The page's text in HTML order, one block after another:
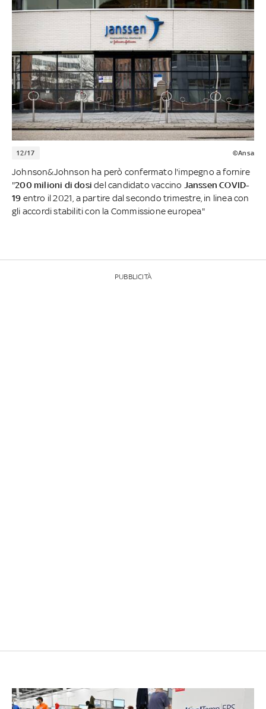
12/17 ©Ansa
Johnson&Johnson ha però confermato l'impegno a fornire
"200 milioni di dosidel candidato vaccino Janssen COVID-
19 entro il 2021, a partire dal secondo trimestre, in linea con
gli accordi stabiliti con la Commissione europea"
PUBBLICITÀ